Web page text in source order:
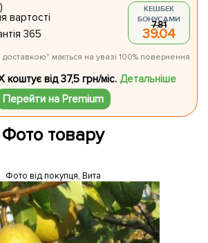
вартості
365
КЕШБЕК
БОНУСАМИ
7.81
39.04
мається на увазі 100% повернення
коштує від 37,5 грн/міс.Детальніше
Перейти на Premium
Фото товару
Фото від покупця, Вита